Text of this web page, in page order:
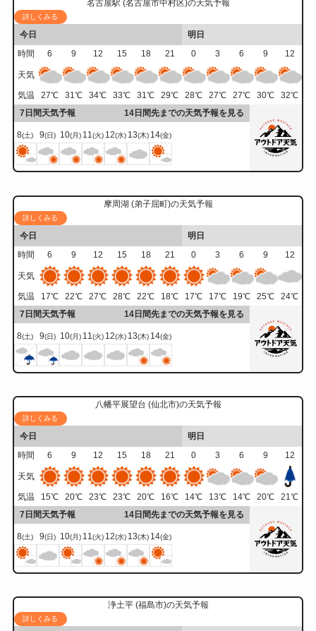
名古屋駅 (名古屋市中村区)の天気予報
詳しくみる
今日
明日
時間
6 9 12 15 18 21 0 3 6 9 12
天気
気温 27℃ 31℃ 34℃ 33℃ 31℃ 29℃ 28℃ 27℃ 27℃ 30℃ 32℃
7日間天気予報
14日間先までの天気予報を見る
8(土) 9(日) 10(月) 11(火) 12(水) 13(木) 14(金)
摩周湖 (弟子屈町)の天気予報
詳しくみる
今日
明日
時間
6 9 12 15 18 21 0 3 6 9 12
天気
気温 17℃ 22℃ 27℃ 28℃ 22℃ 18℃ 17℃ 17℃ 19℃ 25℃ 24℃
7日間天気予報
14日間先までの天気予報を見る
8(土) 9(日) 10(月) 11 (火) 12(水) 13(木) 14(金)
八幡平展望台 (仙北市)の天気予報
詳しくみる
今日
明日
時間
6 9 12 15 18 21 0 3 6 9 12
天気
気温 15℃ 20℃ 23℃ 23℃ 20℃ 16℃ 14℃ 13℃ 14℃ 20℃ 21℃
7日間天気予報
14日間先までの天気予報を見る
8(土) 9(日) 10(月) 11(火) 12(水) 13(木) 14(金)
浄土平 (福島市)の天気予報
詳しくみる